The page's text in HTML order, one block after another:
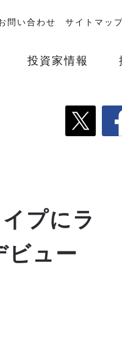
問い合わせ サイトマップ
投資家情報
プにラ
ビュー